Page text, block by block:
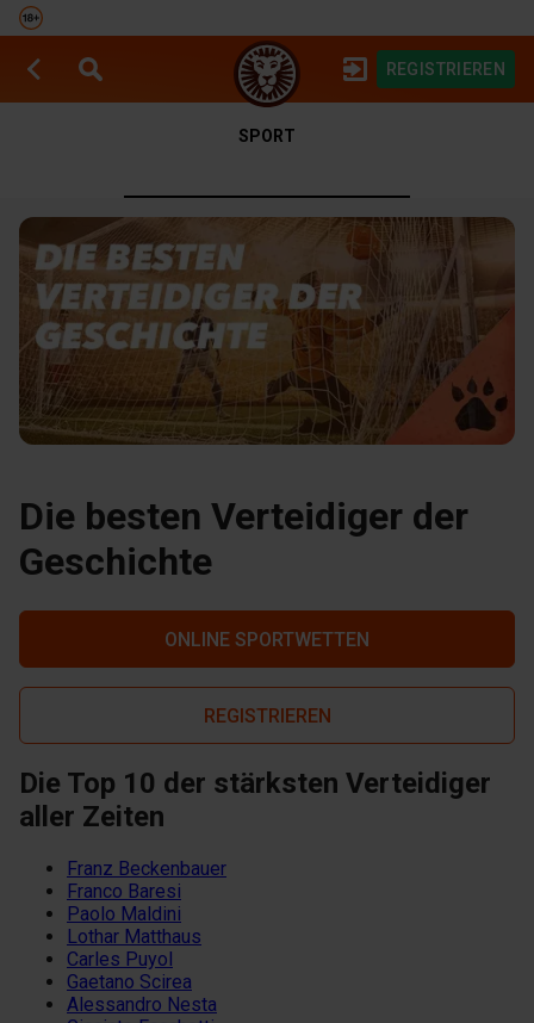
REGISTRIEREN
SPORT
Die besten Verteidiger der
Geschichte
ONLINE SPORTWETTEN
REGISTRIEREN
Die Top 10 der stärksten Verteidiger
aller Zeiten
Franz Beckenbauer
Franco Baresi
Paolo Maldini
Lothar Matthaus
Carles Puyol
Gaetano Scirea
Alessandro Nesta